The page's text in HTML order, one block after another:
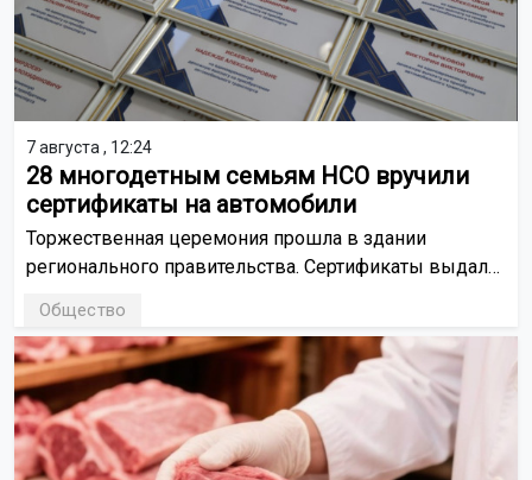
7 августа , 12:24
28 многодетным семьям НСО вручили
сертификаты на автомобили
Торжественная церемония прошла в здании
регионального правительства. Сертификаты выдали
детей.
Общество